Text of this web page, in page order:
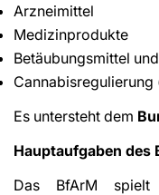
Arzneimittel
Medizinprodukte
Betäubungsmittel
Es untersteht dem
Hauptaufgaben des
Das BfArM